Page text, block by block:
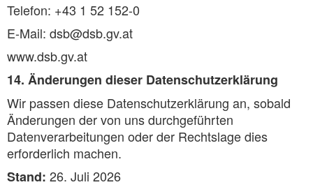
Telefon: +43 1 52 152-0
E-Mail: dsb@dsb.gv.at
www.dsb.gv.at
14. Änderungen dieser Datenschutzerklärung
Wir passen diese Datenschutzerklärung an, sobald
Änderungen der von uns durchgeführten
Datenverarbeitungen oder der Rechtslage dies
erforderlich machen.
Stand: 26. Juli 2026